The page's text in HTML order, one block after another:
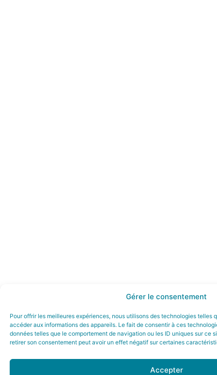
Gérer le consentement
Pour offrir les meilleures expériences, nous utilisons des technologies telles
accéder aux informations des appareils. Le fait de consentir à ces
données telles que le comportement de navigation ou les ID uniques sur ce
retirer son consentement peut avoir un effet négatif sur certaines
Accepter